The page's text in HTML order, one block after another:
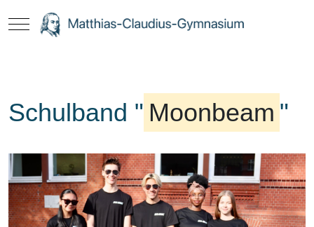
Mobile Menu Toggle
Schulband " Moonbeam "